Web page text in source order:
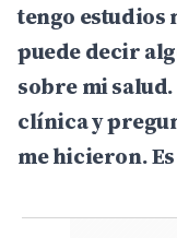
tengo estudios
puede decir
sobre mi
clínica y
me hicieron.